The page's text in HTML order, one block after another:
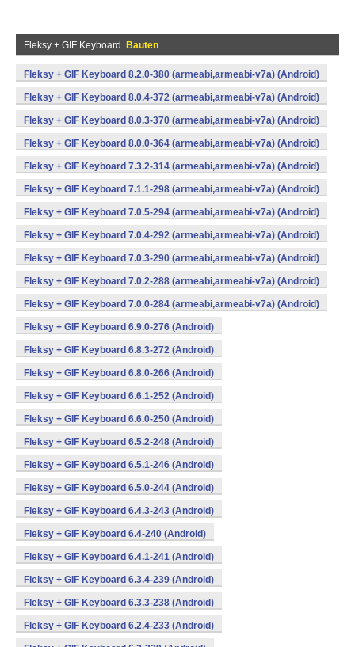
Fleksy + GIF Keyboard Bauten
Fleksy + GIF Keyboard 8.2.0-380 (armeabi,armeabi-v7a) (Android)
Fleksy + GIF Keyboard 8.0.4-372 (armeabi,armeabi-v7a) (Android)
Fleksy + GIF Keyboard 8.0.3-370 (armeabi,armeabi-v7a) (Android)
Fleksy + GIF Keyboard 8.0.0-364 (armeabi,armeabi-v7a) (Android)
Fleksy + GIF Keyboard 7.3.2-314 (armeabi,armeabi-v7a) (Android)
Fleksy + GIF Keyboard 7.1.1-298 (armeabi,armeabi-v7a) (Android)
Fleksy + GIF Keyboard 7.0.5-294 (armeabi,armeabi-v7a) (Android)
Fleksy + GIF Keyboard 7.0.4-292 (armeabi,armeabi-v7a) (Android)
Fleksy + GIF Keyboard 7.0.3-290 (armeabi,armeabi-v7a) (Android)
Fleksy + GIF Keyboard 7.0.2-288 (armeabi,armeabi-v7a) (Android)
Fleksy + GIF Keyboard 7.0.0-284 (armeabi,armeabi-v7a) (Android)
Fleksy + GIF Keyboard 6.9.0-276 (Android)
Fleksy + GIF Keyboard 6.8.3-272 (Android)
Fleksy + GIF Keyboard 6.8.0-266 (Android)
Fleksy + GIF Keyboard 6.6.1-252 (Android)
Fleksy + GIF Keyboard 6.6.0-250 (Android)
Fleksy + GIF Keyboard 6.5.2-248 (Android)
Fleksy + GIF Keyboard 6.5.1-246 (Android)
Fleksy + GIF Keyboard 6.5.0-244 (Android)
Fleksy + GIF Keyboard 6.4.3-243 (Android)
Fleksy + GIF Keyboard 6.4-240 (Android)
Fleksy + GIF Keyboard 6.4.1-241 (Android)
Fleksy + GIF Keyboard 6.3.4-239 (Android)
Fleksy + GIF Keyboard 6.3.3-238 (Android)
Fleksy + GIF Keyboard 6.2.4-233 (Android)